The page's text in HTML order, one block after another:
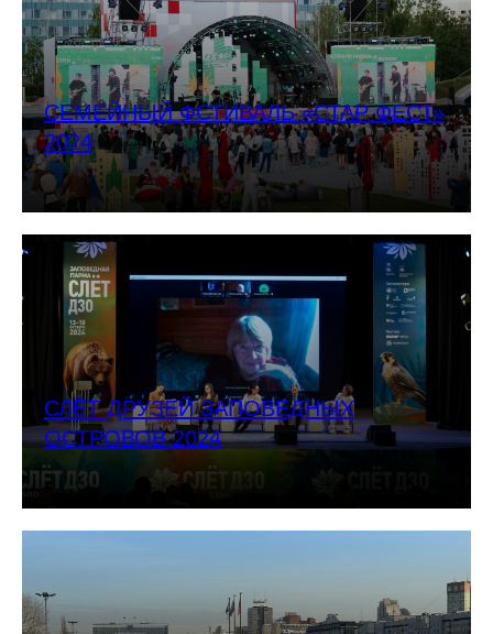
СЕМЕЙНЫЙ ФСТИВАЛЬ «СТАР ФЕСТ»
2024
СЛЁТ ДРУЗЕЙ ЗАПОВЕДНЫХ
ОСТРОВОВ 2024